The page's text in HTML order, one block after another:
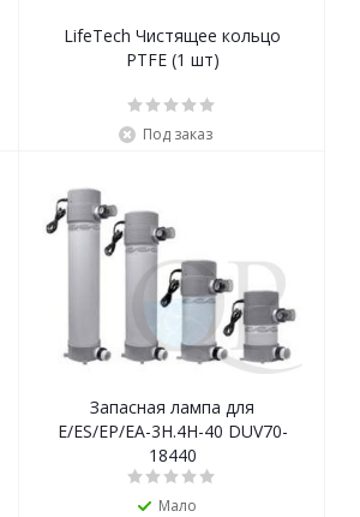
LifeTech Чистящее кольцо
PTFE (1 шт)
Под заказ
Запасная лампа для
E/ES/EP/EA-3H.4H-40 DUV70-
18440
Мало